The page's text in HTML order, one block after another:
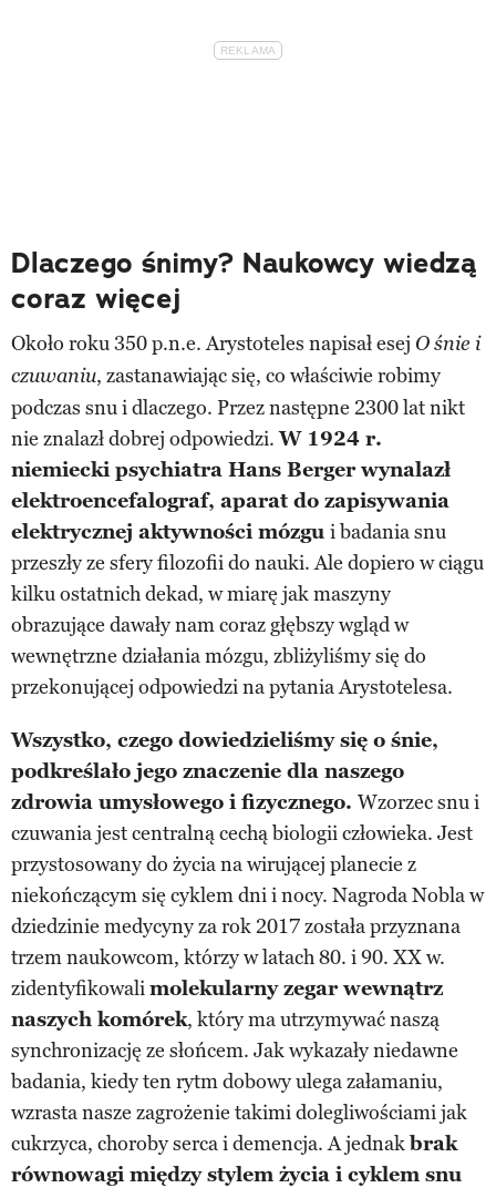
Dlaczego śnimy? Naukowcy wiedzą
coraz więcej
Około roku 350 p.n.e. Arystoteles napisał esej O śnie i
czuwaniu, zastanawiając się, co właściwie robimy
podczas snu i dlaczego. Przez następne 2300 lat nikt
nie znalazł dobrej odpowiedzi.W 1924 r.
niemiecki psychiatra Hans Berger wynalazł
elektroencefalograf, aparat do zapisywania
elektrycznej aktywności mózgu i badania snu
przeszły ze sfery filozofii do nauki. Ale dopiero w ciągu
kilku ostatnich dekad, w miarę jak maszyny
obrazujące dawały nam coraz głębszy wgląd w
wewnętrzne działania mózgu, zbliżyliśmy się do
przekonującej odpowiedzi na pytania Arystotelesa.
Wszystko, czego dowiedzieliśmy się o śnie,
podkreślało jego znaczenie dla naszego
zdrowia umysłowego i fizycznego. Wzorzec snu i
czuwania jest centralną cechą biologii człowieka. Jest
przystosowany do życia na wirującej planecie z
niekończącym się cyklem dni i nocy. Nagroda Nobla w
dziedzinie medycyny za rok 2017 została przyznana
trzem naukowcom, którzy w latach 80. i 90. XX w.
zidentyfikowalimolekularny zegar wewnątrz
naszych komórek, który ma utrzymywać naszą
synchronizację ze słońcem. Jak wykazały niedawne
badania, kiedy ten rytm dobowy ulega załamaniu,
wzrasta nasze zagrożenie takimi dolegliwościami jak
cukrzyca, choroby serca i demencja. A jednakbrak
równowagi między stylem życia i cyklem snu